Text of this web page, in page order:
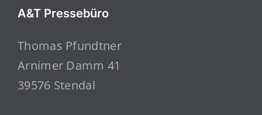
A&T Pressebüro
Thomas Pfundtner
Arnimer Damm 41
39576 Stendal